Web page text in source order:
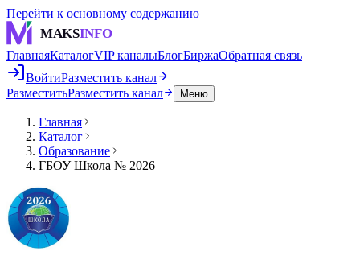
Перейти к основному содержанию
MAKSINFO
ГлавнаяКаталогVIP каналыБлогБиржаОбратная связь
ВойтиРазместить канал
РазместитьРазместить канал Меню
Главная
Каталог
Образование
ГБОУ Школа № 2026